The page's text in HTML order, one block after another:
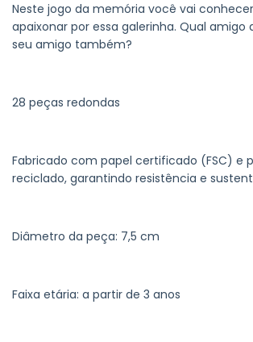
Neste jogo da memória você vai
apaixonar por essa galerinha. Qual amigo
seu amigo também?
28 peças redondas
Fabricado com papel certificado (FSC) e
reciclado, garantindo resistência e
Diâmetro da peça: 7,5 cm
Faixa etária: a partir de 3 anos